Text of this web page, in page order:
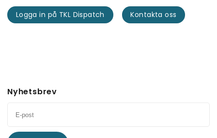
Logga in på TKL Dispatch Kontakta oss
Nyhetsbrev